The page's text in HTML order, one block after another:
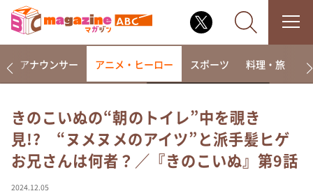
なるみ・岡村の過ぎるTV
相席食堂
これ余談なんですけど・・・
アナウンサー アニメ・ヒーロー スポーツ 料理・旅
きのこいぬの“朝のトイレ”中を覗き
見!? “ヌメヌメのアイツ”と派手髪ヒゲ
お兄さんは何者？／『きのこいぬ』第9話
2024.12.05